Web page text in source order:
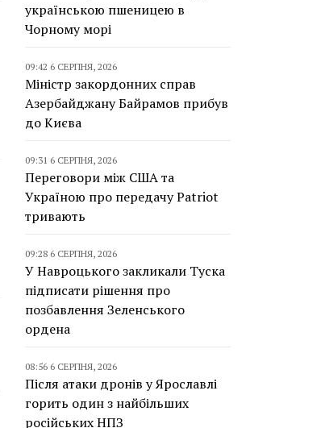
українською пшеницею в
Чорному морі
09:42 6 СЕРПНЯ, 2026
Міністр закордонних справ
Азербайджану Байрамов прибув
до Києва
09:31 6 СЕРПНЯ, 2026
Переговори між США та
Україною про передачу Patriot
тривають
09:28 6 СЕРПНЯ, 2026
У Навроцького закликали Туска
підписати рішення про
позбавлення Зеленського
ордена
08:56 6 СЕРПНЯ, 2026
Після атаки дронів у Ярославлі
горить один з найбільших
російських НПЗ